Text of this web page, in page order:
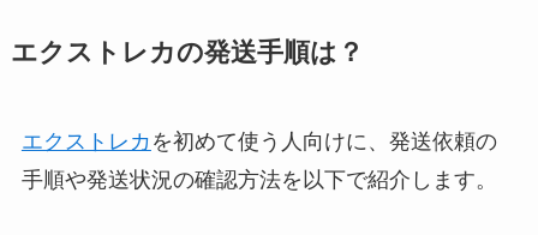
エクストレカの発送手順は？
エクストレカ を初めて使う人向けに、発送依頼の
手順や発送状況の確認方法を以下で紹介します。